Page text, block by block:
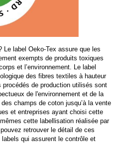
Le label Oeko-Tex assure que les
exempts de produits toxiques
et l’environnement. Le label
des fibres textiles à hauteur
de production utilisés sont
de l'environnement et de la
champs de coton jusqu’à la vente
et entreprises ayant choisi cette
cette labellisation réalisée par
qui assurent le contrôle et